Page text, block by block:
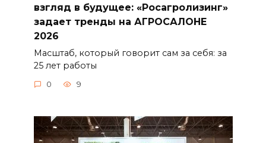
взгляд в будущее: «Росагролизинг»
задает тренды на АГРОСАЛОНЕ
2026
Масштаб, который говорит сам за себя: за
25 лет работы
0 9